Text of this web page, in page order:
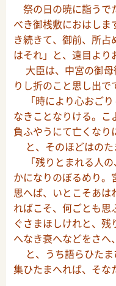
祭の日の暁に詣うで
べき御桟敷におはしま
き続きて、御前、所
はそれ」と、遠目より
大臣は、中宮の御母
りし折のこと思し出で
「時により心おごり
なきことなりける。こ
負ふやうにて亡くなり
と、そのほどはのた
「残りとまれる人の
かになりのぼるめり。
思へば、いとこそあは
ればこそ、何ごとも思
ぐさまほしけれと、
へなき衰へなどをさへ
と、うち語らひたま
集ひたまへれば、そな